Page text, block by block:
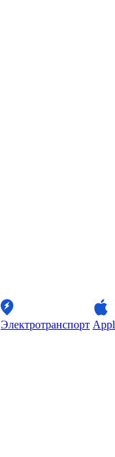
Электротранспорт